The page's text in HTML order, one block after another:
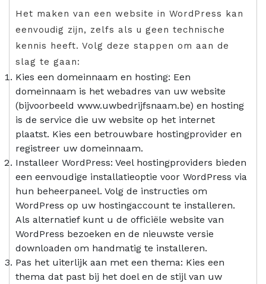
Het maken van een website in WordPress kan
eenvoudig zijn, zelfs als u geen technische
kennis heeft. Volg deze stappen om aan de
slag te gaan:
Kies een domeinnaam en hosting: Een
domeinnaam is het webadres van uw website
(bijvoorbeeld www.uwbedrijfsnaam.be) en hosting
is de service die uw website op het internet
plaatst. Kies een betrouwbare hostingprovider en
registreer uw domeinnaam.
Installeer WordPress: Veel hostingproviders bieden
een eenvoudige installatieoptie voor WordPress via
hun beheerpaneel. Volg de instructies om
WordPress op uw hostingaccount te installeren.
Als alternatief kunt u de officiële website van
WordPress bezoeken en de nieuwste versie
downloaden om handmatig te installeren.
Pas het uiterlijk aan met een thema: Kies een
thema dat past bij het doel en de stijl van uw